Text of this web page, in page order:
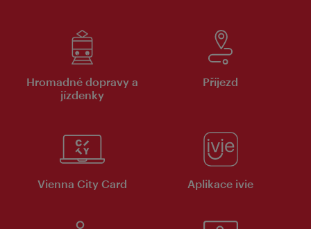
Hromadné dopravy a
jízdenky
Příjezd
Vienna City Card Aplikace ivie